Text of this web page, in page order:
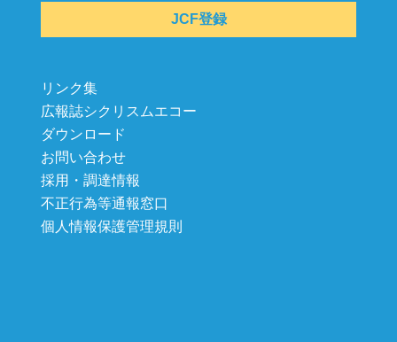
JCF登録
リンク集
広報誌シクリスムエコー
ダウンロード
お問い合わせ
採用・調達情報
不正行為等通報窓口
個人情報保護管理規則